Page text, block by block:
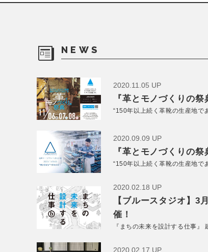
NEWS
2020.11.05 UP
『革とモノづくりの
“150年以上続く革靴の生産地で
2020.09.09 UP
『革とモノづくりの
“150年以上続く革靴の生産地で
2020.02.18 UP
【ブルースタジオ】3
催！
『まちの未来を設計する仕事』
2020.02.17 UP